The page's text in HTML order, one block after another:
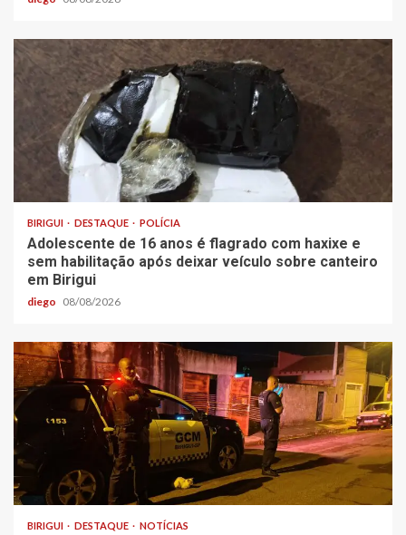
BIRIGUI DESTAQUE POLÍCIA
Adolescente de 16 anos é flagrado com haxixe e
sem habilitação após deixar veículo sobre canteiro
em Birigui
diego 08/08/2026
BIRIGUI DESTAQUE NOTÍCIAS